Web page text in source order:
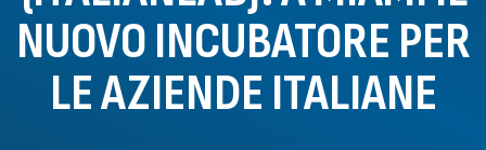
NUOVO INCUBATORE PER
LE AZIENDE ITALIANE